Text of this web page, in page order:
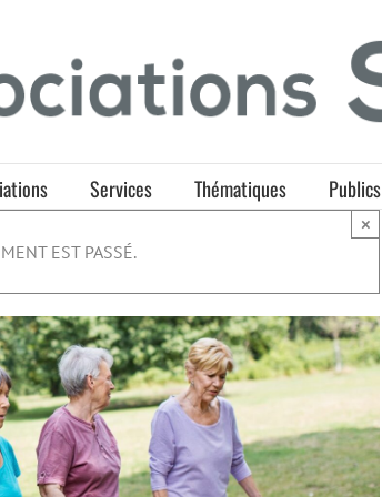
Services Thématiques Publics
EST PASSÉ.
×